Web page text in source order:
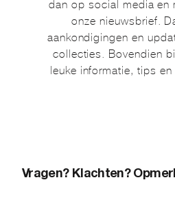
dan op social media en
onze nieuwsbrief.
aankondigingen en
collecties. Bovendien
leuke informatie, tips
Vragen? Klachten?